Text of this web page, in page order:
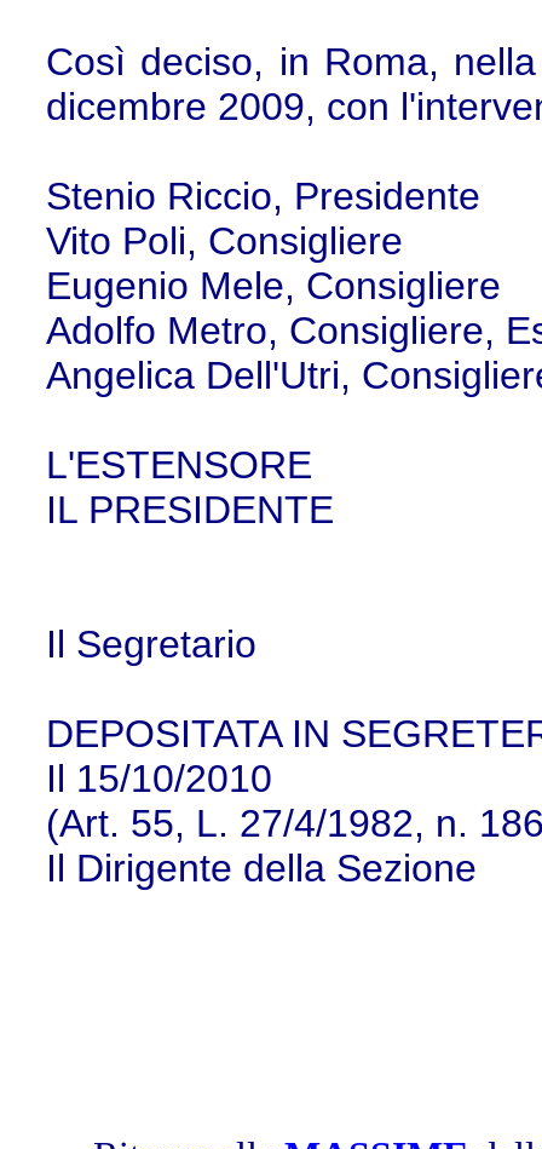
Così deciso, in Roma,
dicembre 2009, con
Stenio Riccio, Presidente
Vito Poli, Consigliere
Eugenio Mele, Consigliere
Adolfo Metro, Consigliere,
Angelica Dell'Utri,
L'ESTENSORE
IL PRESIDENTE
Il Segretario
DEPOSITATA IN
Il 15/10/2010
(Art. 55, L. 27/4/1982, n.
Il Dirigente della Sezione